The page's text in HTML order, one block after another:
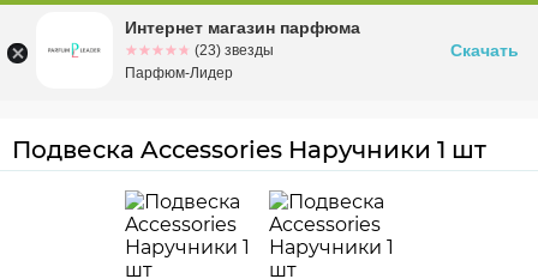
Омскул. Заозерная, 11, к. 1
Подвеска Accessories Наручники 1 шт
Интернет магазин парфюма
☆☆☆☆☆
★★★★★ (23) звезды
Парфюм-Лидер
Скачать